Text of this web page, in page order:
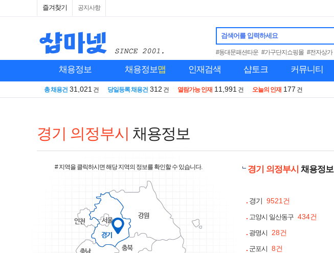
즐겨찾기 공지사항
검색어를 입력하세요
#동대문패션타운 #가구단지쇼핑몰 #전자상가
채용정보 채용정보맵 인재검색 샵토크 커뮤니티
총 채용건 31,021 건 당일등록 채용건 312 건 열람가능 인재 11,991 건 오늘의 인재 177 건
경기 의정부시 채용정보
# 지역을 클릭하시면 해당 지역의 정보를 확인할 수 있습니다. 경기 의정부시 채용정보
경기 9521건
고양시 일산동구 434건
광명시 28건
군포시 8건